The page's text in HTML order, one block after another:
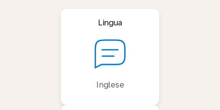
Lingua
Inglese